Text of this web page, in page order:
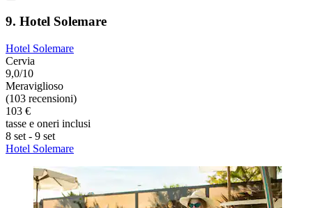
9. Hotel Solemare
Hotel Solemare
Cervia
9,0/10
Meraviglioso
(103 recensioni)
103 €
tasse e oneri inclusi
8 set - 9 set
Hotel Solemare